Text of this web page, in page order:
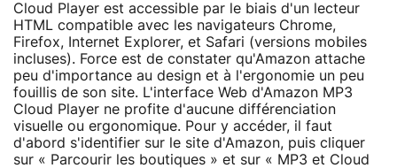
Cloud Player est accessible par le biais d'un lecteur
HTML compatible avec les navigateurs Chrome,
Firefox, Internet Explorer, et Safari (versions mobiles
incluses). Force est de constater qu'Amazon attache
peu d'importance au design et à l'ergonomie un peu
fouillis de son site. L'interface Web d'Amazon MP3
Cloud Player ne profite d'aucune différenciation
visuelle ou ergonomique. Pour y accéder, il faut
d'abord s'identifier sur le site d'Amazon, puis cliquer
sur « Parcourir les boutiques » et sur « MP3 et Cloud